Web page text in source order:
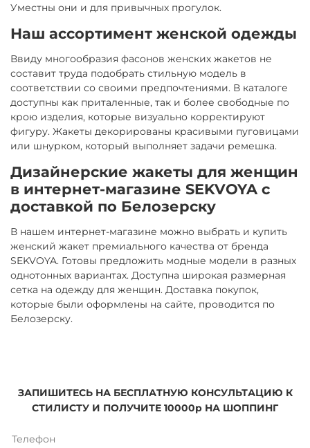
Уместны они и для привычных прогулок.
Наш ассортимент женской одежды
Ввиду многообразия фасонов женских жакетов не
составит труда подобрать стильную модель в
соответствии со своими предпочтениями. В каталоге
доступны как приталенные, так и более свободные по
крою изделия, которые визуально корректируют
фигуру. Жакеты декорированы красивыми пуговицами
или шнурком, который выполняет задачи ремешка.
Дизайнерские жакеты для женщин
в интернет-магазине SEKVOYA с
доставкой по Белозерску
В нашем интернет-магазине можно выбрать и купить
женский жакет премиального качества от бренда
SEKVOYA. Готовы предложить модные модели в разных
однотонных вариантах. Доступна широкая размерная
сетка на одежду для женщин. Доставка покупок,
которые были оформлены на сайте, проводится по
Белозерску.
ЗАПИШИТЕСЬ НА БЕСПЛАТНУЮ КОНСУЛЬТАЦИЮ К
СТИЛИСТУ И ПОЛУЧИТЕ 10000р НА ШОППИНГ